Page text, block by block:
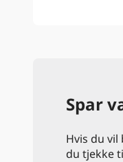
Spar
Hvis du
du tjekke